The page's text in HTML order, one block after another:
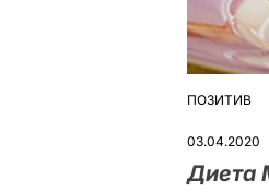
ПОЗИТИВ
03.04.2020
Диета